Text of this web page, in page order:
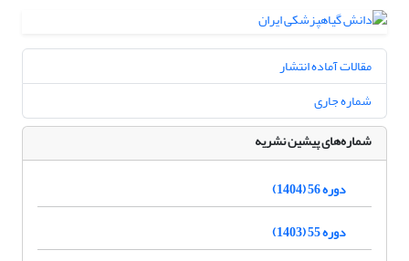
مقالات آماده انتشار
شماره جاری
شماره‌های پیشین نشریه
دوره 56 (1404)
دوره 55 (1403)